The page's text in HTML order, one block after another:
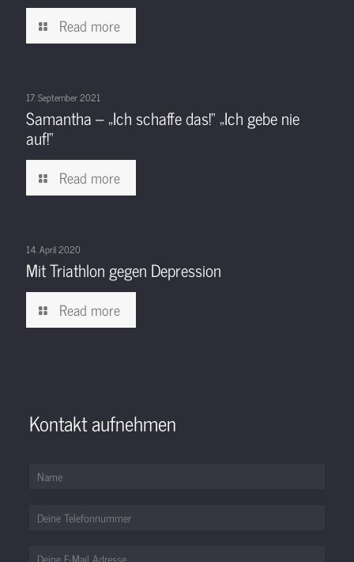
Read more
17. September 2021
Samantha – „Ich schaffe das!“ „Ich gebe nie
auf!“
Read more
14. April 2020
Mit Triathlon gegen Depression
Read more
Kontakt aufnehmen